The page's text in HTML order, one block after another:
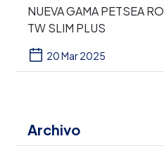
NUEVA GAMA PETSEA RO
TW SLIM PLUS
20 Mar 2025
Archivo